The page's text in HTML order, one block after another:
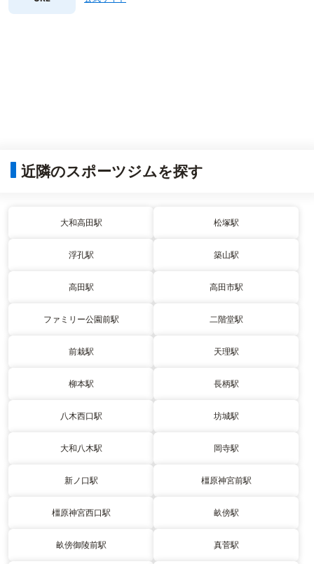
近隣のスポーツジムを探す
大和高田駅 松塚駅
浮孔駅 築山駅
高田駅 高田市駅
ファミリー公園前駅 二階堂駅
前栽駅 天理駅
柳本駅 長柄駅
八木西口駅 坊城駅
大和八木駅 岡寺駅
新ノ口駅 橿原神宮前駅
橿原神宮西口駅 畝傍駅
畝傍御陵前駅 真菅駅